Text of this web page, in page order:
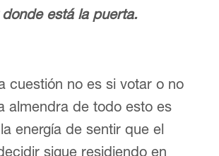
está la puerta.
cuestión no es si votar o no
almendra de todo esto es
energía de sentir que el
sigue residiendo en